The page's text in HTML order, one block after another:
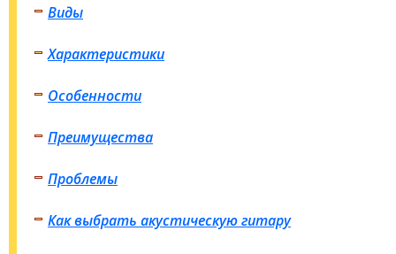
Виды
Характеристики
Особенности
Преимущества
Проблемы
Как выбрать акустическую гитару